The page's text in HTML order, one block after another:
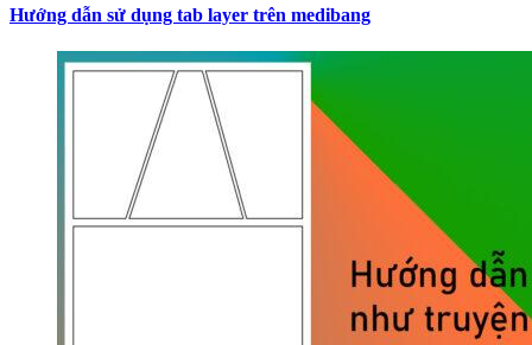
Hướng dẫn sử dụng tab layer trên medibang